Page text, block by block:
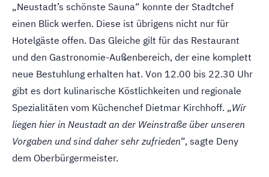
„Neustadt’s schönste Sauna“ konnte der Stadtchef
einen Blick werfen. Diese ist übrigens nicht nur für
Hotelgäste offen. Das Gleiche gilt für das Restaurant
und den Gastronomie-Außenbereich, der eine komplett
neue Bestuhlung erhalten hat. Von 12.00 bis 22.30 Uhr
gibt es dort kulinarische Köstlichkeiten und regionale
Spezialitäten vom Küchenchef Dietmar Kirchhoff. „Wir
liegen hier in Neustadt an der Weinstraße über unseren
Vorgaben und sind daher sehr zufrieden“, sagte Deny
dem Oberbürgermeister.